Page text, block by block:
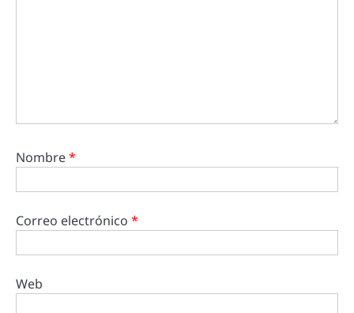
Nombre*
Correo electrónico *
Web